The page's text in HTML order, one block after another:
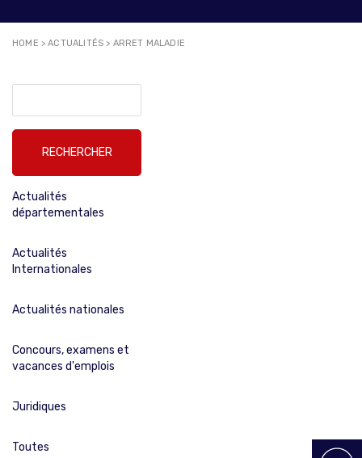
HOME >ACTUALITÉS > ARRET MALADIE
Actualités
départementales
Actualités
Internationales
Actualités nationales
Concours, examens et
vacances d'emplois
Juridiques
Toutes